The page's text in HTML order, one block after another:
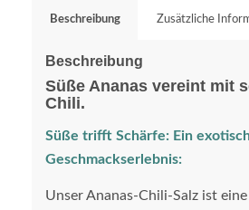
Beschreibung Zusätzliche
Beschreibung
Süße Ananas vereint mit
Chili.
Süße trifft Schärfe: Ein
Geschmackserlebnis:
Unser Ananas-Chili-Salz ist